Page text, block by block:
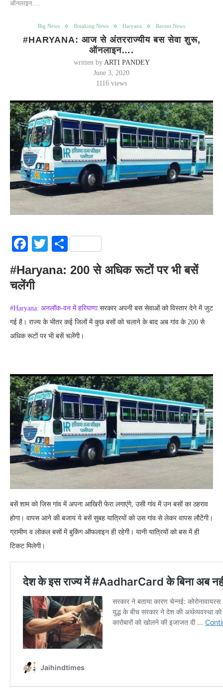
ऑनलाइन….
Big News Breaking News Haryana Recent News
#HARYANA: आज से अंतरराज्यीय बस सेवा शुरू,
ऑनलाइन….
written by ARTI PANDEY
June 3, 2020
1116 views
Facebook
Twitter
Share
#Haryana: 200 से अधिक रूटों पर भी बसें
चलेंगी
#Haryana: अनलॉक-वन में हरियाणासरकार अपनी बस सेवाओं को विस्तार देने में जुट
गई है। राज्य के भीतर कई जिलों में कुछ बसों को चलाने के बाद अब गांव के 200 से
अधिक रूटों पर भी बसें चलेंगी।
बसें शाम को जिस गांव में अपना आखिरी फेरा लगाएंगे, उसी गांव में उन बसों का ठहराव
होगा। वापस आने की बजाय ये बसें सुबह यात्रियों को उस गांव से लेकर वापस लौटेंगी।
ग्रामीण व लोकल बसों में बुकिंग ऑफलाइन ही रहेगी। यानी यात्रियों को बस में ही
टिकट मिलेगी।